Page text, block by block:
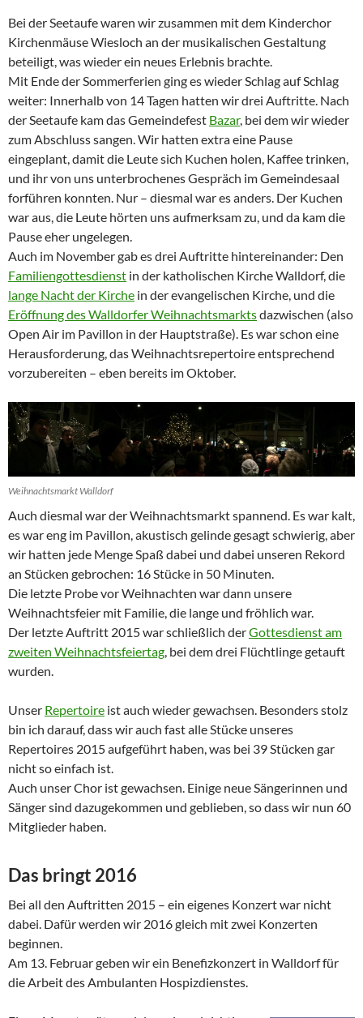
Bei der Seetaufe waren wir zusammen mit dem Kinderchor
Kirchenmäuse Wiesloch an der musikalischen Gestaltung
beteiligt, was wieder ein neues Erlebnis brachte.
Mit Ende der Sommerferien ging es wieder Schlag auf Schlag
weiter: Innerhalb von 14 Tagen hatten wir drei Auftritte. Nach
der Seetaufe kam das Gemeindefest Bazar, bei dem wir wieder
zum Abschluss sangen. Wir hatten extra eine Pause
eingeplant, damit die Leute sich Kuchen holen, Kaffee trinken,
und ihr von uns unterbrochenes Gespräch im Gemeindesaal
forführen konnten. Nur – diesmal war es anders. Der Kuchen
war aus, die Leute hörten uns aufmerksam zu, und da kam die
Pause eher ungelegen.
Auch im November gab es drei Auftritte hintereinander: Den
Familiengottesdienst in der katholischen Kirche Walldorf, die
lange Nacht der Kirche in der evangelischen Kirche, und die
Eröffnung des Walldorfer Weihnachtsmarktsdazwischen (also
Open Air im Pavillon in der Hauptstraße). Es war schon eine
Herausforderung, das Weihnachtsrepertoire entsprechend
vorzubereiten – eben bereits im Oktober.
Weihnachtsmarkt Walldorf
Auch diesmal war der Weihnachtsmarkt spannend. Es war kalt,
es war eng im Pavillon, akustisch gelinde gesagt schwierig, aber
wir hatten jede Menge Spaß dabei und dabei unseren Rekord
an Stücken gebrochen: 16 Stücke in 50 Minuten.
Die letzte Probe vor Weihnachten war dann unsere
Weihnachtsfeier mit Familie, die lange und fröhlich war.
Der letzte Auftritt 2015 war schließlich derGottesdienst am
zweiten Weihnachtsfeiertag, bei dem drei Flüchtlinge getauft
wurden.
Unser Repertoire ist auch wieder gewachsen. Besonders stolz
bin ich darauf, dass wir auch fast alle Stücke unseres
Repertoires 2015 aufgeführt haben, was bei 39 Stücken gar
nicht so einfach ist.
Auch unser Chor ist gewachsen. Einige neue Sängerinnen und
Sänger sind dazugekommen und geblieben, so dass wir nun 60
Mitglieder haben.
Das bringt 2016
Bei all den Auftritten 2015 – ein eigenes Konzert war nicht
dabei. Dafür werden wir 2016 gleich mit zwei Konzerten
beginnen.
Am 13. Februar geben wir ein Benefizkonzert in Walldorf für
die Arbeit des Ambulanten Hospizdienstes.